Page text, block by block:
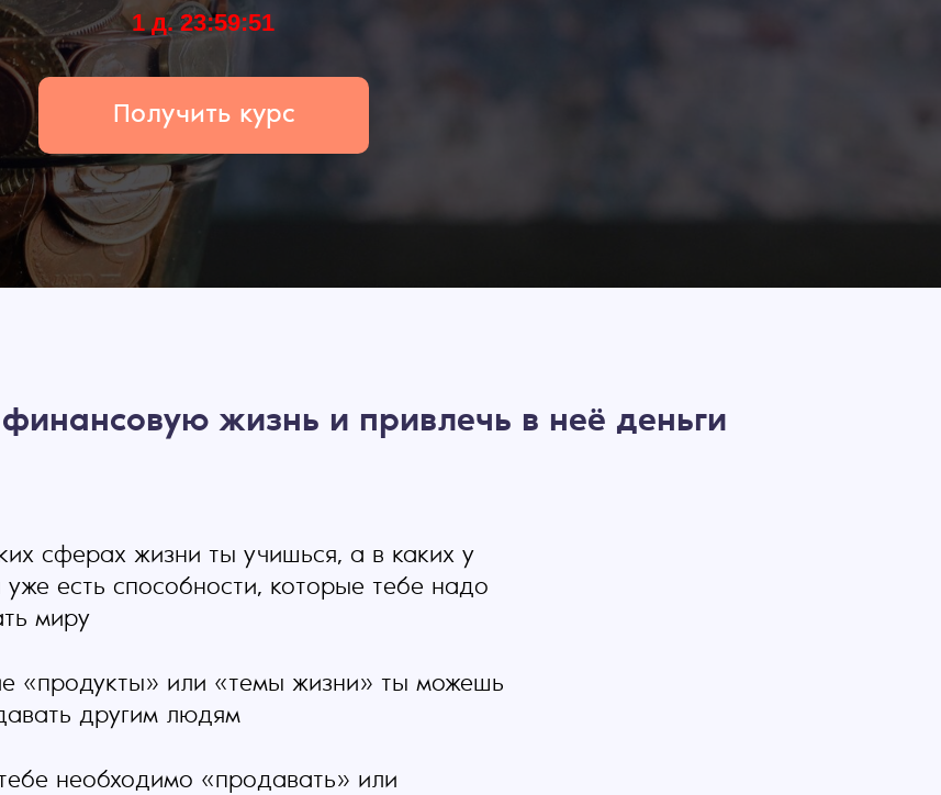
1 д. 23:59:50
Получить курс
жизнь и привлечь в неё деньги
сферах жизни ты учишься, а в каких у
уже есть способности, которые тебе надо
миру
«продукты» или «темы жизни» ты можешь
другим людям
необходимо «продавать» или